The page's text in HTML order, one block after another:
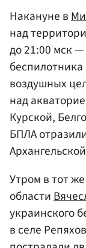
Накануне в
над
до 21:00 мск
воздушных
над
Курской,
БПЛА
Утром в тот
области
украинского
в селе